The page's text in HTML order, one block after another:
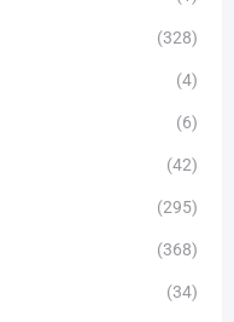
(328)
(4)
(6)
(42)
(295)
(368)
(34)